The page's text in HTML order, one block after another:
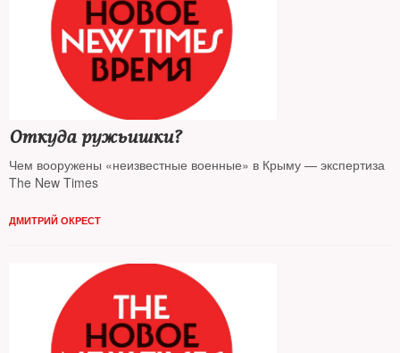
Откуда ружьишки?
Чем вооружены «неизвестные военные» в Крыму — экспертиза
The New Times
ДМИТРИЙ ОКРЕСТ